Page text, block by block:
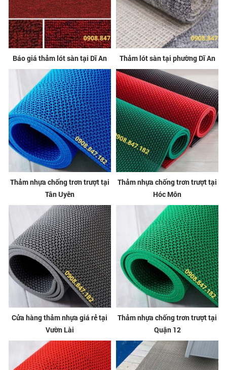
Báo giá thảm lót sàn tại Dĩ An Thảm lót sàn tại phường Dĩ An
Thảm nhựa chống trơn trượt tại
Tân Uyên
Thảm nhựa chống trơn trượt tại
Hóc Môn
Cửa hàng thảm nhựa giá rẻ tại
Vườn Lài
Thảm nhựa chống trơn trượt tại
Quận 12